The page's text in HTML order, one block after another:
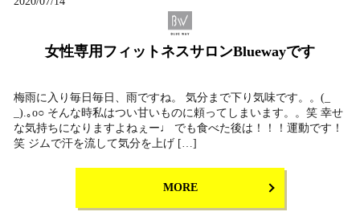
女性専用フィットネスサロンBluewayです
梅雨に入り毎日毎日、雨ですね。 気分まで下り気味です。。(_
_).｡o○ そんな時私はつい甘いものに頼ってしまいます。。笑 幸せ
な気持ちになりますよねぇー♩ でも食べた後は！！！運動です！
笑 ジムで汗を流して気分を上げ […]
MORE